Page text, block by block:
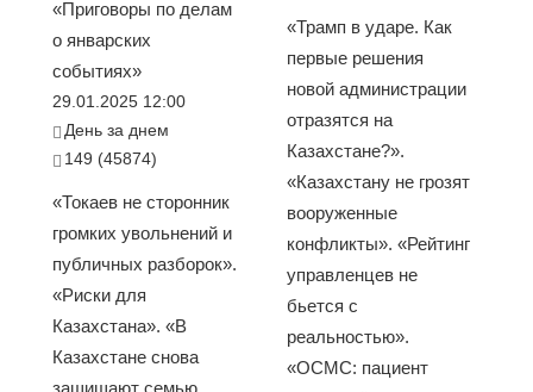
«Приговоры по делам
о январских
событиях»
29.01.2025 12:00
День за днем
149 (45874)
«Токаев не сторонник
громких увольнений и
публичных разборок».
«Риски для
Казахстана». «В
Казахстане снова
«Трамп в ударе. Как
первые решения
новой администрации
отразятся на
Казахстане?».
«Казахстану не грозят
вооруженные
конфликты». «Рейтинг
управленцев не
бьется с
реальностью».
«ОСМС: пациент